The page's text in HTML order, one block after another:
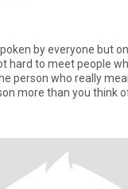
by everyone but
hard to meet people
person who really
more than you think